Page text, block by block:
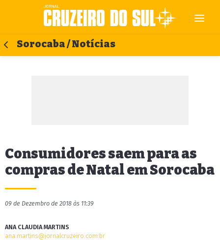
Sorocaba / Notícias
Consumidores saem para as
compras de Natal em Sorocaba
09 de Dezembro de 2018 às 11:39
ANA CLAUDIA MARTINS
ana.martins@jornalcruzeiro.com.br